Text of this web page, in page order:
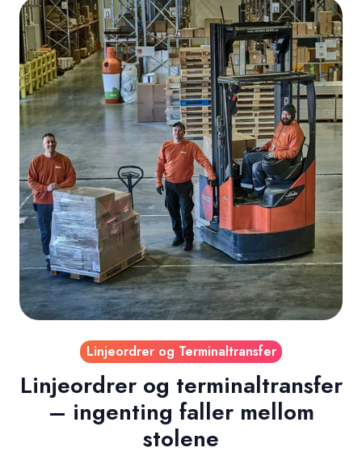
Linjeordrer og Terminaltransfer
Linjeordrer og terminaltransfer
– ingenting faller mellom
stolene